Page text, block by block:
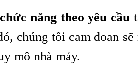
năng theo yêu cầu
chúng tôi cam đoan
mô nhà máy.